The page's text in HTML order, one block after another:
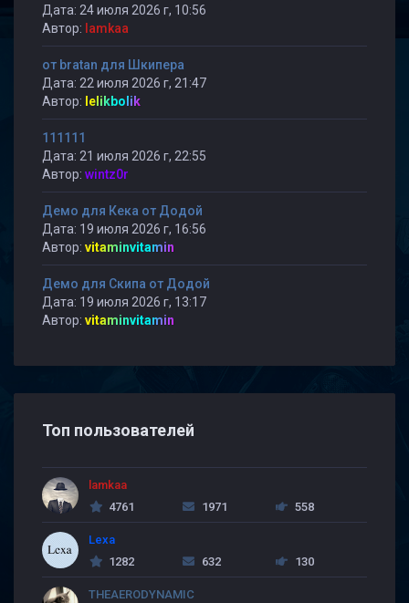
Дата: 24 июля 2026 г, 10:56
Автор: lamkaa
от bratan для Шкипера
Дата: 22 июля 2026 г, 21:47
Автор: lelikbolik
111111
Дата: 21 июля 2026 г, 22:55
Автор: wintz0r
Демо для Кека от Додой
Дата: 19 июля 2026 г, 16:56
Автор: vitaminvitamin
Демо для Скипа от Додой
Дата: 19 июля 2026 г, 13:17
Автор: vitaminvitamin
Топ пользователей
lamkaa
4761
1971 558
Lexa
1282
632 130
THEAERODYNAMIC